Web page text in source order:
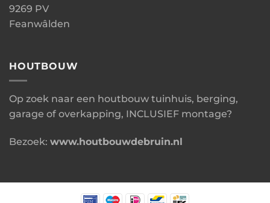
9269 PV
Feanwâlden
HOUTBOUW
Op zoek naar een houtbouw tuinhuis, berging,
garage of overkapping, INCLUSIEF montage?
Bezoek: www.houtbouwdebruin.nl